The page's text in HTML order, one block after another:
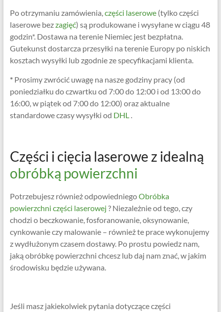
Po otrzymaniu zamówienia,części laserowe(tylko części
laserowe bezzagięć) są produkowane i wysyłane w ciągu 48
godzin*. Dostawa na terenie Niemiec jest bezpłatna.
Gutekunst dostarcza przesyłki na terenie Europy po niskich
kosztach wysyłki lub zgodnie ze specyfikacjami klienta.
*Prosimy zwrócić uwagę na nasze godziny pracy (od
poniedziałku do czwartku od 7:00 do 12:00 i od 13:00 do
16:00, w piątek od 7:00 do 12:00) oraz aktualne
standardowe czasy wysyłki od DHL.
Części i cięcia laserowe z idealną
obróbką powierzchni
Potrzebujesz również odpowiedniegoObróbka
powierzchni części laserowej ? Niezależnie od tego, czy
chodzi o beczkowanie, fosforanowanie, oksynowanie,
cynkowanie czy malowanie – również te prace wykonujemy
z wydłużonym czasem dostawy. Po prostu powiedz nam,
jaką obróbkę powierzchni chcesz lub daj nam znać, w jakim
środowisku będzie używana.
Jeśli masz jakiekolwiek pytania dotyczące części